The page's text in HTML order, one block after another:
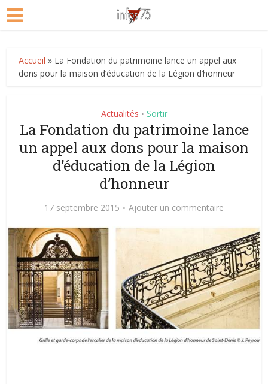
Accueil » La Fondation du patrimoine lance un appel aux
dons pour la maison d’éducation de la Légion d’honneur
Actualités • Sortir
La Fondation du patrimoine lance
un appel aux dons pour la maison
d’éducation de la Légion
d’honneur
17 septembre 2015 Ajouter un commentaire